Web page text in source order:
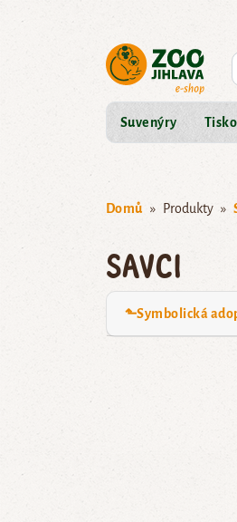
Suvenýry
Domů Produkty
Savci
⬑Symbolická